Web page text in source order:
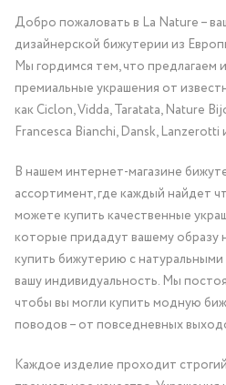
Добро пожаловать в La Nature –
дизайнерской бижутерии из
Мы гордимся тем, что предлагаем
премиальные украшения от
как Ciclon, Vidda, Taratata, Nature
Francesca Bianchi, Dansk, Lanzerotti
В нашем интернет-магазине
ассортимент, где каждый найдет
можете купить качественные
которые придадут вашему образу
купить бижутерию с
вашу индивидуальность. Мы
чтобы вы могли купить модную
поводов – от повседневных
Каждое изделие проходит